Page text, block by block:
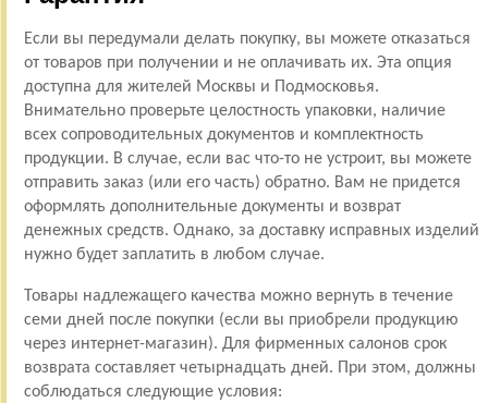
Если вы передумали делать покупку, вы можете отказаться
от товаров при получении и не оплачивать их. Эта опция
доступна для жителей Москвы и Подмосковья.
Внимательно проверьте целостность упаковки, наличие
всех сопроводительных документов и комплектность
продукции. В случае, если вас что-то не устроит, вы можете
отправить заказ (или его часть) обратно. Вам не придется
оформлять дополнительные документы и возврат
денежных средств. Однако, за доставку исправных изделий
нужно будет заплатить в любом случае.
Товары надлежащего качества можно вернуть в течение
семи дней после покупки (если вы приобрели продукцию
через интернет-магазин). Для фирменных салонов срок
возврата составляет четырнадцать дней. При этом, должны
соблюдаться следующие условия: